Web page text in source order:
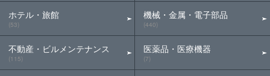
ホテル・旅館
(53)
不動産・ビルメンテナンス
(115)
機械・金属・電子部品
(440)
医薬品・医療機器
(7)